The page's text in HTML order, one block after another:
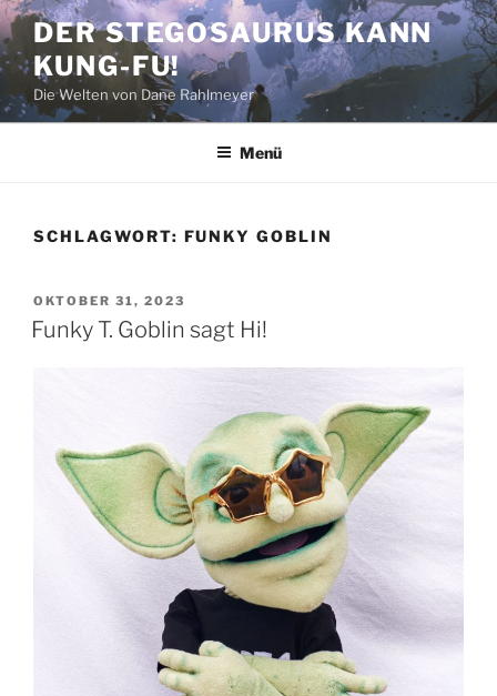
Zum
Inhalt
springen
DER STEGOSAURUS KANN
KUNG-FU!
Die Welten von Dane Rahlmeyer
Menü
SCHLAGWORT: FUNKY GOBLIN
VERÖFFENTLICHT
AM
OKTOBER 31, 2023
Funky T. Goblin sagt Hi!